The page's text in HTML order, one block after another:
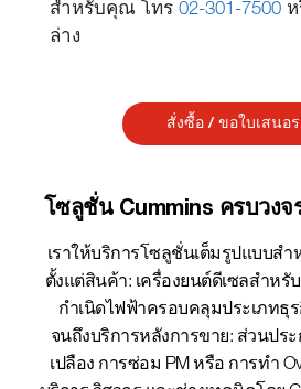
สำหรับคุณ โทร 02-301-7500
ล่าง
สั่งซื้อ / ขอใบเสนอ
โซลูชั่น Cummins ครบวงจ
เราให้บริการโซลูชั่นเต็มรูปแบบส
ตั้งแต่สินค้า: เครื่องยนต์ดีเซลสำหรั
กำเนิดไฟฟ้าครอบคลุมประเภทธุ
จนถึงบริการหลังการขาย: ส่วนปร
เปลือง การซ่อม PM หรือ การทำ